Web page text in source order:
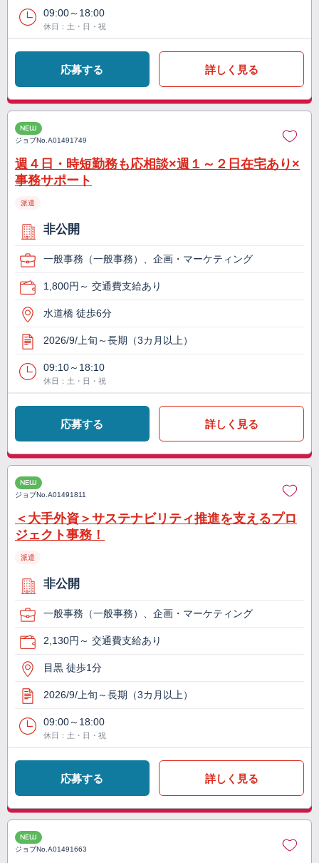
09:00～18:00
休日：土・日・祝
応募する 詳しく見る
NEW
ジョブNo.A01491749
週４日・時短勤務も応相談×週１～２日在宅あり×
事務サポート
派遣
非公開
一般事務（一般事務）、企画・マーケティング
1,800円～ 交通費支給あり
水道橋 徒歩6分
2026/9/上旬～長期（3カ月以上）
09:10～18:10
休日：土・日・祝
応募する 詳しく見る
NEW
ジョブNo.A01491811
＜大手外資＞サステナビリティ推進を支えるプロ
ジェクト事務！
派遣
非公開
一般事務（一般事務）、企画・マーケティング
2,130円～ 交通費支給あり
目黒 徒歩1分
2026/9/上旬～長期（3カ月以上）
09:00～18:00
休日：土・日・祝
応募する 詳しく見る
NEW
ジョブNo.A01491663